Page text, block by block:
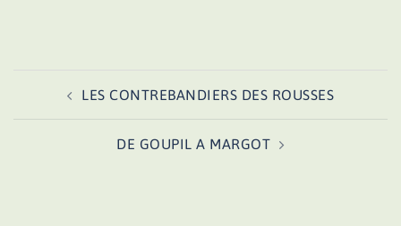
d’articleLES CONTREBANDIERS DES ROUSSES
DE GOUPIL A MARGOT